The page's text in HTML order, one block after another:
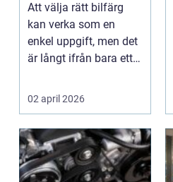
Att välja rätt bilfärg
kan verka som en
enkel uppgift, men det
är långt ifrån bara ett
02 april 2026